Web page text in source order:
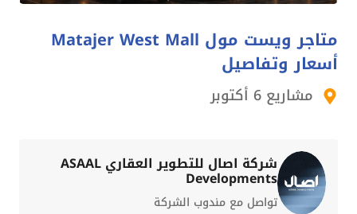
متاجر ويست مول Matajer West Mall
أسعار وتفاصيل
مشاريع 6 أكتوبر
شركة اصال للتطوير العقاري ASAAL
Developments
تواصل مع مندوب الشركة